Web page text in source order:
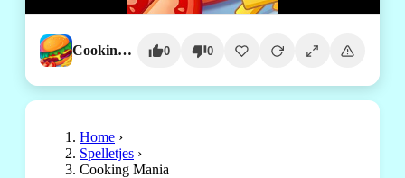
Cooking Mania 0 0
Home ›
Spelletjes ›
Cooking Mania